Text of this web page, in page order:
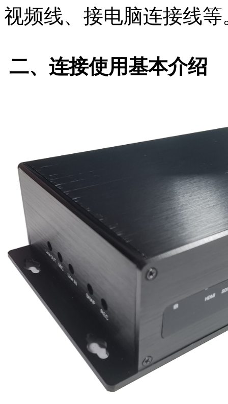
视频线、接电脑连接线等
二、连接使用基本介绍